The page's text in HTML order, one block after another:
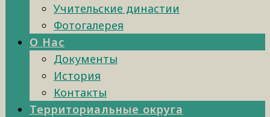
Учительские династии
Фотогалерея
О Нас
Документы
История
Контакты
Территориальные округа